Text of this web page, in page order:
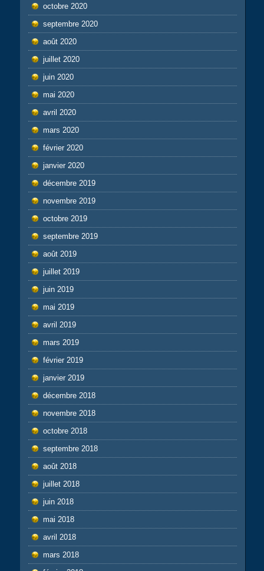
octobre 2020
septembre 2020
août 2020
juillet 2020
juin 2020
mai 2020
avril 2020
mars 2020
février 2020
janvier 2020
décembre 2019
novembre 2019
octobre 2019
septembre 2019
août 2019
juillet 2019
juin 2019
mai 2019
avril 2019
mars 2019
février 2019
janvier 2019
décembre 2018
novembre 2018
octobre 2018
septembre 2018
août 2018
juillet 2018
juin 2018
mai 2018
avril 2018
mars 2018